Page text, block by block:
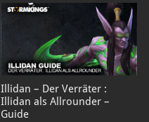
Illidan – Der Verräter :
Illidan als Allrounder –
Guide